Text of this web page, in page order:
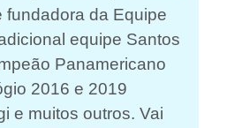
fundadora da Equipe
equipe Santos
Panamericano
2016 e 2019
e muitos outros. Vai